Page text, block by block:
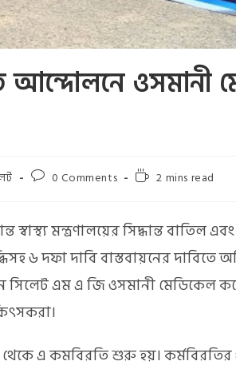
আন্দোলনে ওসমানী
0 Comments 2 mins read
স্বাস্থ্য মন্ত্রণালয়ের সিদ্ধান্ত বাতিল এবং
৬ দফা দাবি বাস্তবায়নের দাবিতে
সিলেট এম এ জি ওসমানী মেডিকেল
এ কমবিরতি শুরু হয়। কর্মবিরতির